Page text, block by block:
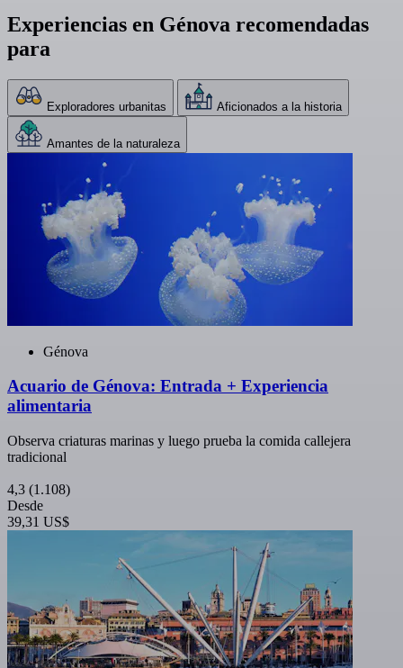
Experiencias en Génova recomendadas
para
Exploradores urbanitas Aficionados a la historia
Amantes de la naturaleza
Génova
Acuario de Génova: Entrada + Experiencia
alimentaria
Observa criaturas marinas y luego prueba la comida callejera
tradicional
4,3 (1.108)
Desde
39,31 US$